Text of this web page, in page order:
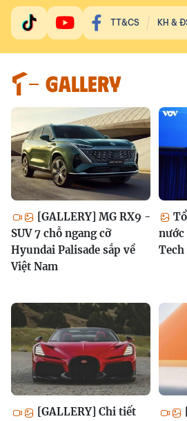
TT&CS KH &
GALLERY
[GALLERY] MG RX9 -
SUV 7 chỗ ngang cỡ
Hyundai Palisade sắp về
Việt Nam
nước
[GALLERY] Chi tiết